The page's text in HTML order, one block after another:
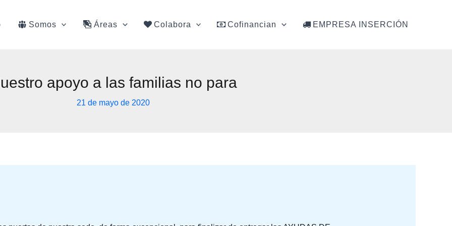
Somos Áreas Colabora Cofinancian EMPRESA INSERCIÓN
apoyo a las familias no para
21 de mayo de 2020